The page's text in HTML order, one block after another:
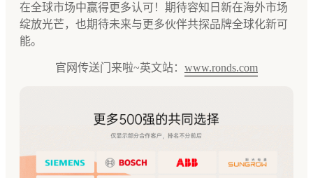
在全球市场中赢得更多认可！期待容知日新在海外市场
绽放光芒，也期待未来与更多伙伴共探品牌全球化新可
能。
官网传送门来啦~英文站： www.ronds.com